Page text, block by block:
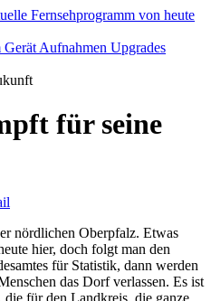
Gerät Aufnahmen Upgrades
für seine
nördlichen Oberpfalz. Etwas
hier, doch folgt man den
für Statistik, dann werden
das Dorf verlassen. Es ist
für den Landkreis, die ganze